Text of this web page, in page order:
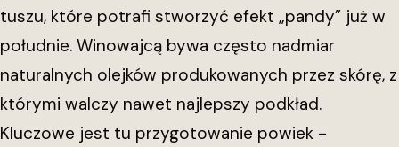
tuszu, które potrafi stworzyć efekt „pandy” już w
południe. Winowajcą bywa często nadmiar
naturalnych olejków produkowanych przez skórę, z
którymi walczy nawet najlepszy podkład.
Kluczowe jest tu przygotowanie powiek -